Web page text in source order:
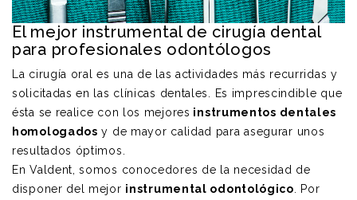
El mejor instrumental de cirugía dental
para profesionales odontólogos
La cirugía oral es una de las actividades más recurridas y
solicitadas en las clínicas dentales. Es imprescindible que
ésta se realice con los mejores instrumentos dentales
homologados y de mayor calidad para asegurar unos
resultados óptimos.
En Valdent, somos conocedores de la necesidad de
disponer del mejor instrumental odontológico . Por